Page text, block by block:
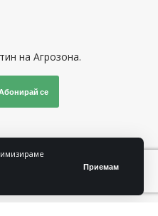
Приемам
на Агрозона.
се
Последвайте ни